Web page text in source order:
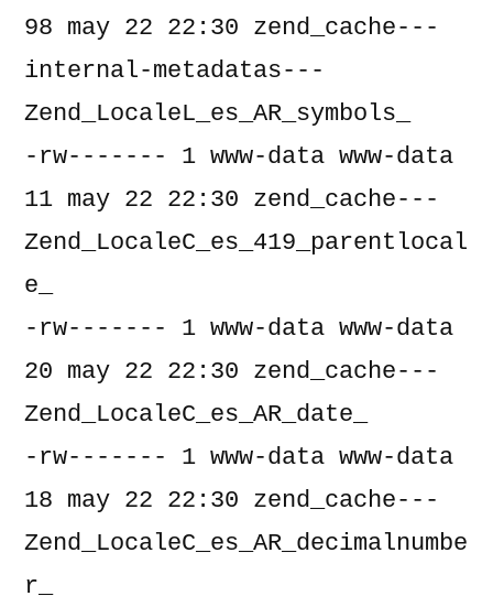
98 may 22 22:30 zend_cache---
internal-metadatas---
Zend_LocaleL_es_AR_symbols_
-rw------- 1 www-data www-data
11 may 22 22:30 zend_cache---
Zend_LocaleC_es_419_parentlocal
e_
-rw------- 1 www-data www-data
20 may 22 22:30 zend_cache---
Zend_LocaleC_es_AR_date_
-rw------- 1 www-data www-data
18 may 22 22:30 zend_cache---
Zend_LocaleC_es_AR_decimalnumbe
r_